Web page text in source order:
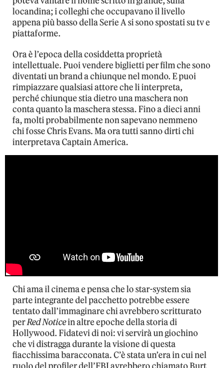
locandina; i colleghi che occupavano il livello
appena più basso della Serie A si sono spostati su tv e
piattaforme.
Ora è l’epoca della cosiddetta proprietà
intellettuale. Puoi vendere biglietti per film che sono
diventati un brand a chiunque nel mondo. E puoi
rimpiazzare qualsiasi attore che li interpreta,
perché chiunque stia dietro una maschera non
conta quanto la maschera stessa. Fino a dieci anni
fa, molti probabilmente non sapevano nemmeno
chi fosse Chris Evans. Ma ora tutti sanno dirti chi
interpretava Captain America.
Chi ama il cinema e pensa che lo star-system sia
parte integrante del pacchetto potrebbe essere
tentato dall’immaginare chi avrebbero scritturato
perRed Noticein altre epoche della storia di
Hollywood. Fidatevi di noi: vi servirà un giochino
che vi distragga durante la visione di questa
fiacchissima baracconata. C’è stata un’era in cui nel